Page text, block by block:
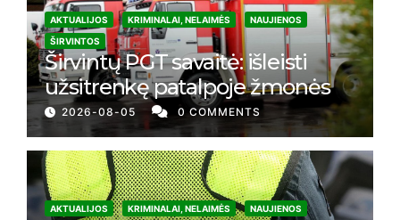
AKTUALIJOS KRIMINALAI, NELAIMĖS
NAUJIENOS
ŠIRVINTOS
Širvintų PGT savaitė: išleisti
užsitrenkę patalpoje žmonės
2026-08-05 0 COMMENTS
AKTUALIJOS KRIMINALAI, NELAIMĖS
NAUJIENOS